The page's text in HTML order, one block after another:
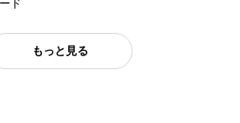
ド
もっと見る